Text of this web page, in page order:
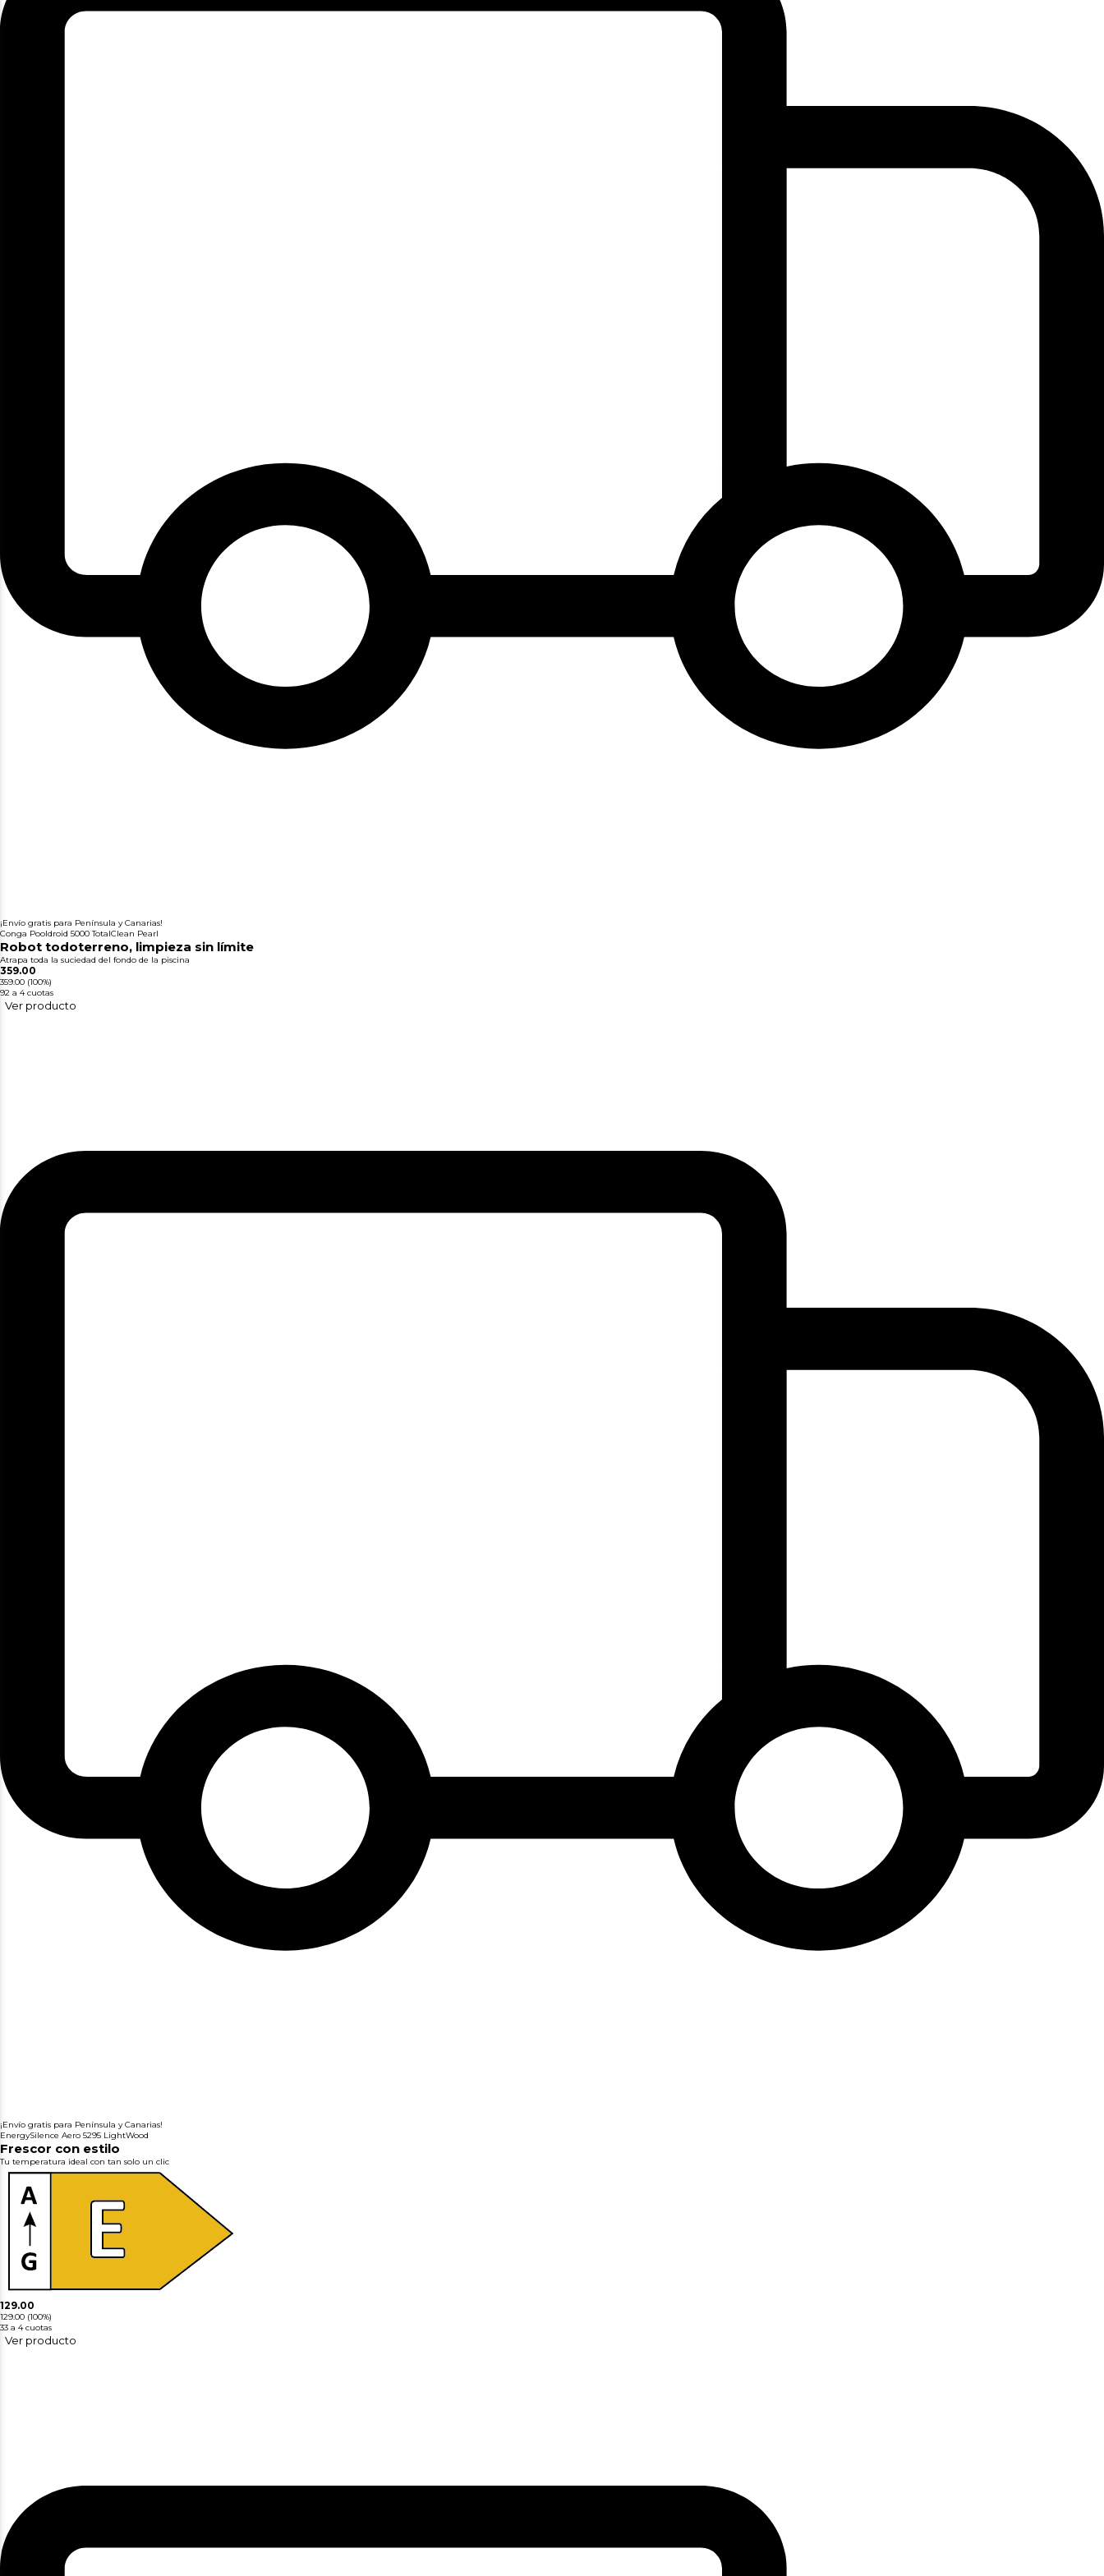
¡Envío gratis para Península y Canarias!
Conga Pooldroid 5000 TotalClean Pearl
Robot todoterreno, limpieza sin límite
Atrapa toda la suciedad del fondo de la piscina
359.00
359.00 (100%)
92 a 4 cuotas
Ver producto
¡Envío gratis para Península y Canarias!
EnergySilence Aero 5295 LightWood
Frescor con estilo
Tu temperatura ideal con tan solo un clic
129.00
129.00 (100%)
33 a 4 cuotas
Ver producto